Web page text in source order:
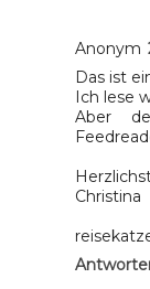
Anonym
Das ist
Ich lese
Aber
Christina